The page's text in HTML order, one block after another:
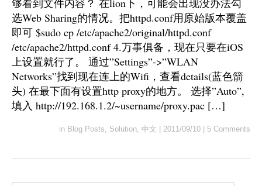
够看到文件内容？ 在lion下，可能会出现没办法勾
选Web Sharing的情况。把httpd.conf用原始版本覆盖
即可 $sudo cp /etc/apache2/original/httpd.conf
/etc/apache2/httpd.conf 4.万事俱备，现在只要在iOS
上设置就行了。 通过”Settings”->”WLAN
Networks”找到现在连上的Wifi，查看details(蓝色箭
头) 在最下面有设置http proxy的地方。 选择”Auto”,
填入 http://192.168.1.2/~username/proxy.pac […]
in Blog Posts, Solution, 中文 2011/09/10 5 Comments